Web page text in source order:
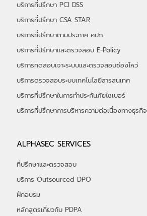
บริการที่ปรึกษา PCI DSS
บริการที่ปรึกษา CSA STAR
บริการที่ปรึกษาตามประกาศ คปภ.
บริการที่ปรึกษาและตรวจสอบ E-Policy
บริการทดสอบเจาะระบบและตรวจสอบช่องโหว่
บริการตรวจสอบระบบเทคโนโลยีสารสนเทศ
บริการที่ปรึกษาในการทำประกันภัยไซเบอร์
​บริการที่ปรึกษาการบริหารความต่อเนื่องทางธุรกิจ
ALPHASEC SERVICES
ที่ปรึกษาและตรวจสอบ
บริการ Outsourced DPO
ฝึกอบรม
หลักสูตรเกี่ยวกับ PDPA